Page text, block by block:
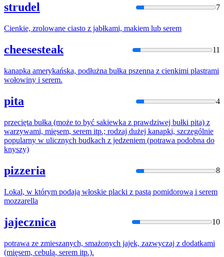
strudel 7
Cienkie, zrolowane ciasto z jabłkami, makiem lub serem
cheesesteak 11
kanapka amerykańska, podłużna bułka pszenna z cienkimi plastrami
wołowiny i serem.
pita 4
przecięta bułka (może to być sakiewka z prawdziwej bułki pita) z
warzywami, mięsem, serem itp.; rodzaj dużej kanapki, szczególnie
popularny w ulicznych budkach z jedzeniem (potrawa podobna do
knyszy)
pizzeria 8
Lokal, w którym podają włoskie placki z pastą pomidorową i serem
mozzarella
jajecznica 10
potrawa ze zmieszanych, smażonych jajek, zazwyczaj z dodatkami
(mięsem, cebulą, serem itp.).